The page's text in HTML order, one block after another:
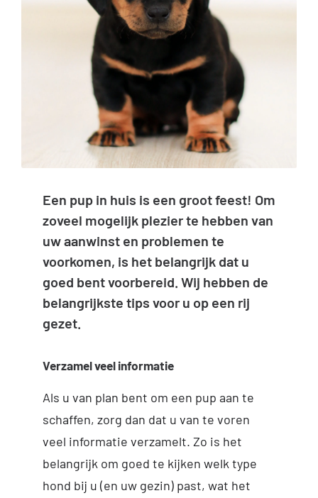
Inloggen Digi-Dap
Een pup in huis is een groot feest! Om
zoveel mogelijk plezier te hebben van
uw aanwinst en problemen te
voorkomen, is het belangrijk dat u
goed bent voorbereid. Wij hebben de
belangrijkste tips voor u op een rij
gezet.
Verzamel veel informatie
Als u van plan bent om een pup aan te
schaffen, zorg dan dat u van te voren
veel informatie verzamelt. Zo is het
belangrijk om goed te kijken welk type
hond bij u (en uw gezin) past, wat het